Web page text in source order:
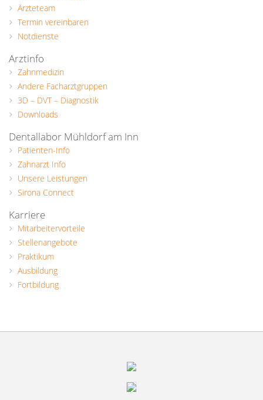
Ärzteteam
Termin vereinbaren
Notdienste
Arztinfo
Zahnmedizin
Andere Facharztgruppen
3D – DVT – Diagnostik
Downloads
Dentallabor Mühldorf am Inn
Patienten-Info
Zahnarzt Info
Unsere Leistungen
Sirona Connect
Karriere
Mitarbeitervorteile
Stellenangebote
Praktikum
Ausbildung
Fortbildung